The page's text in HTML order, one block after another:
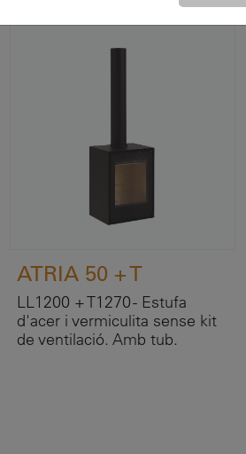
ATRIA 50 + T
LL1200 + T1270 - Estufa
d'acer i vermiculita sense kit
de ventilació. Amb tub.